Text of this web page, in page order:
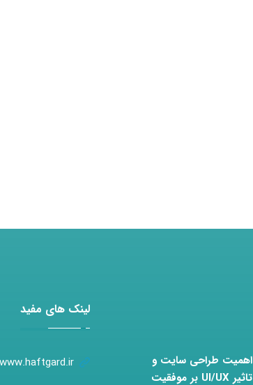
اهمیت طراحی سایت و
تاثیر UI/UX بر موفقیت
لینک های مفید
www.haftgard.ir